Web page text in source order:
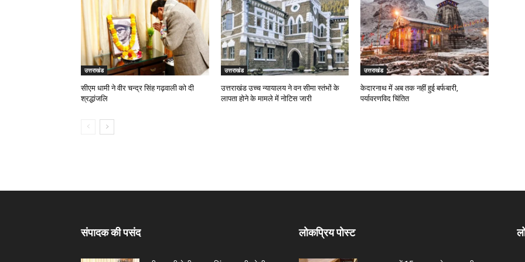
उत्तराखंड
सीएम धामी ने वीर चन्द्र सिंह गढ़वाली को दी
श्रद्धांजलि
उत्तराखंड
उत्तराखंड उच्च न्यायालय ने वन सीमा स्तंभों के
लापता होने के मामले में नोटिस जारी
उत्तराखंड
केदारनाथ में अब तक नहीं हुई बर्फबारी,
पर्यावरणविद चिंतित
संपादक की पसंद लोकप्रिय पोस्ट